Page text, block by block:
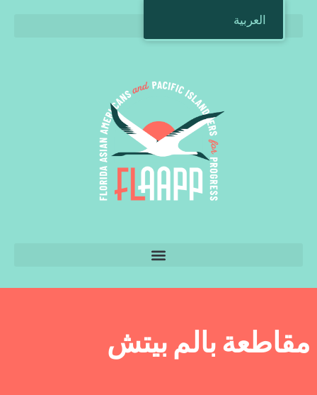
مقاطعة بالم بيتش
العربية